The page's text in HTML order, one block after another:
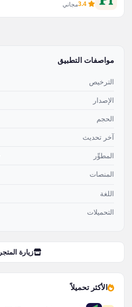
مجاني
مواصفات التطبيق
الترخيص
الإصدار
الحجم
آخر تحديث
المطوِّر
المنصات
اللغة
التحميلات
زيارة المتجر
الأكثر تحميلاً